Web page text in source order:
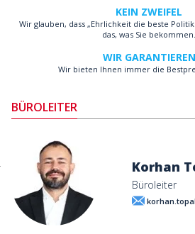
KEIN ZWEIFEL
Wir glauben, dass „Ehrlichkeit die beste Politik
das, was Sie bekommen.
WIR GARANTIEREN
Wir bieten Ihnen immer die
BÜROLEITER
Korhan
Büroleiter